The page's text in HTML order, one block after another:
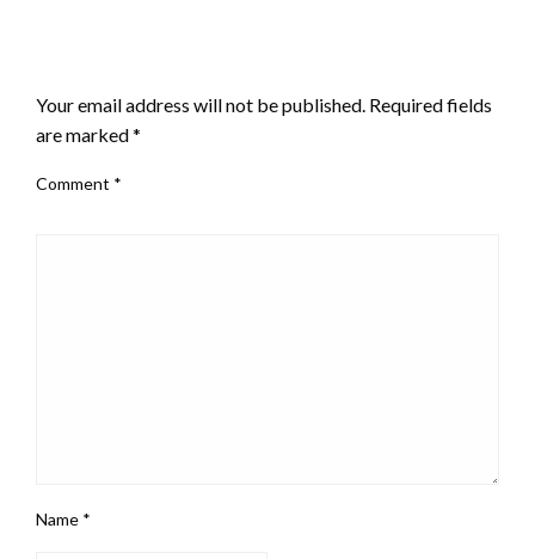
Your email address will not be published. Required fields
are marked*
Comment *
Name *